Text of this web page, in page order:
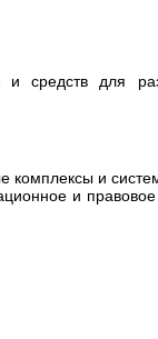
и средств для
комплексы и
и